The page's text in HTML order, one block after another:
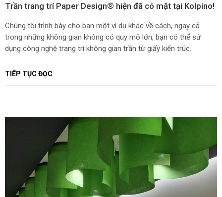
Trần trang trí Paper Design® hiện đã có mặt tại Kolpino!
Chúng tôi trình bày cho bạn một ví dụ khác về cách, ngay cả
trong những không gian không có quy mô lớn, bạn có thể sử
dụng công nghệ trang trí không gian trần từ giấy kiến trúc.
TIẾP TỤC ĐỌC